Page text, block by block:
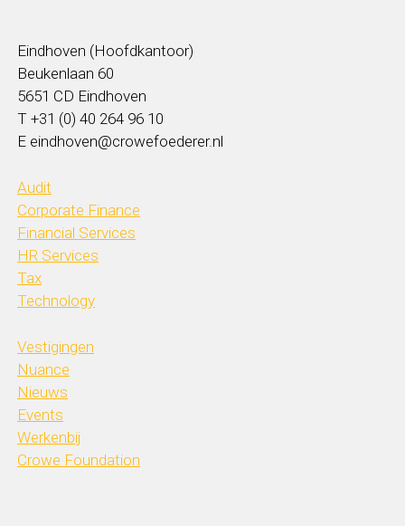
Eindhoven (Hoofdkantoor)
Beukenlaan 60
5651 CD Eindhoven
T +31 (0) 40 264 96 10
E eindhoven@crowefoederer.nl
Audit
Corporate Finance
Financial Services
HR Services
Tax
Technology
Vestigingen
Nuance
Nieuws
Events
Werkenbij
Crowe Foundation